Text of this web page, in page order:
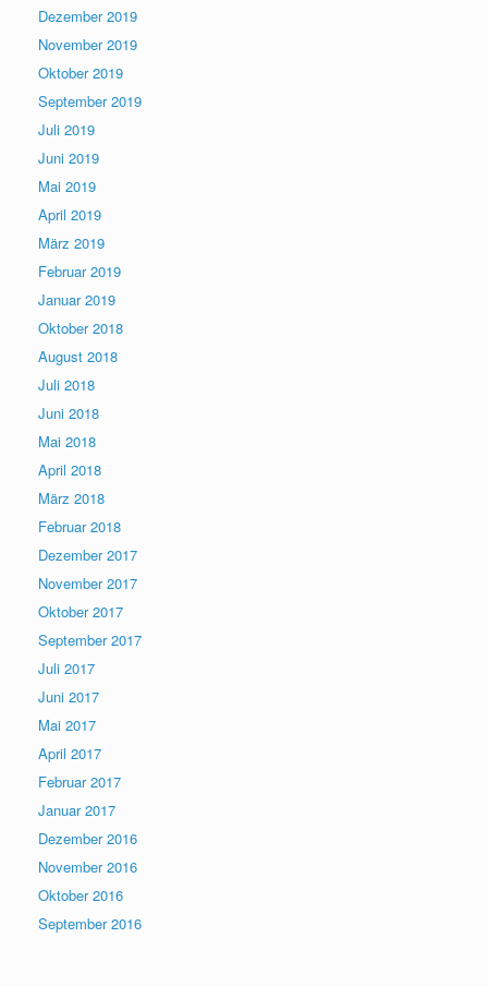
Dezember 2019
November 2019
Oktober 2019
September 2019
Juli 2019
Juni 2019
Mai 2019
April 2019
März 2019
Februar 2019
Januar 2019
Oktober 2018
August 2018
Juli 2018
Juni 2018
Mai 2018
April 2018
März 2018
Februar 2018
Dezember 2017
November 2017
Oktober 2017
September 2017
Juli 2017
Juni 2017
Mai 2017
April 2017
Februar 2017
Januar 2017
Dezember 2016
November 2016
Oktober 2016
September 2016